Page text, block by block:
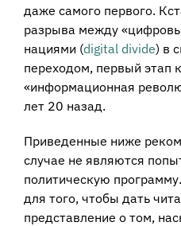
даже самого первого.
разрыва между
нациями (digital divide) в
переходом, первый этап
«информационная
лет 20 назад.
Приведенные ниже
случае не являются
политическую
для того, чтобы дать
представление о том,